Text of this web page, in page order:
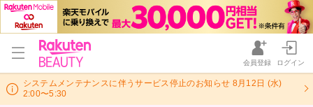
会員登録 ログイン
システムメンテナンスに伴うサービス停止のお知らせ 8月12日 (水)
2:00〜5:30